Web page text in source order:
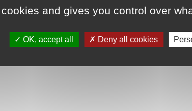
sur le pieds droit les 3 bots du jeu et sur le
and gives you control over
OK, accept all Deny all cookies